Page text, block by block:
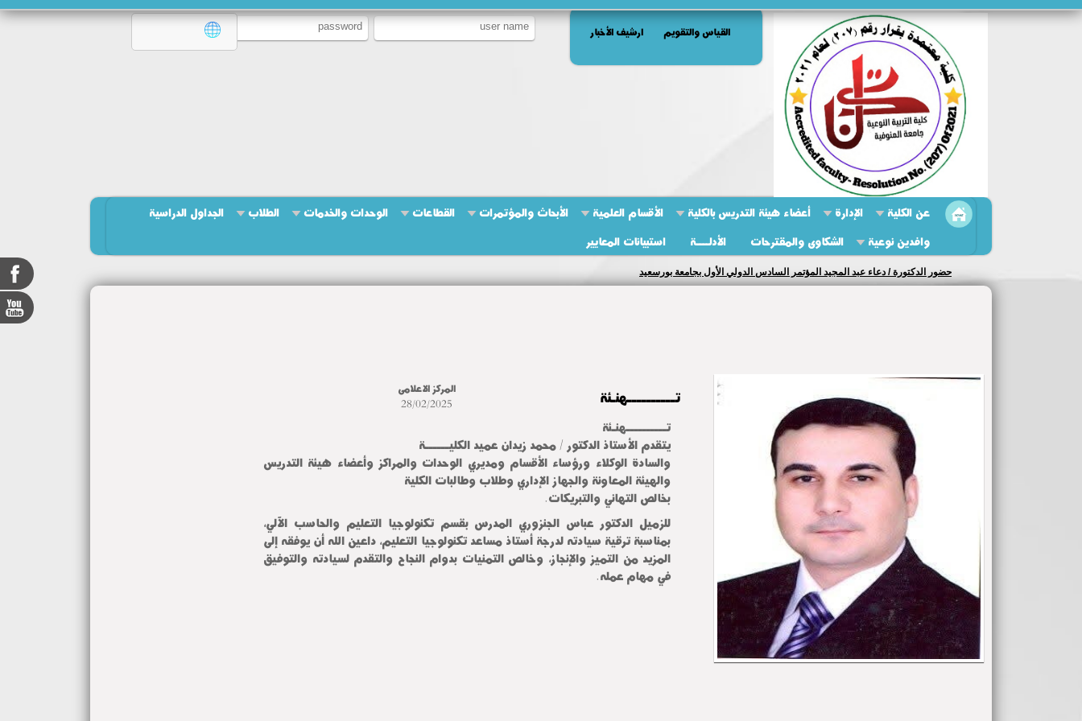
القياس والتقويم ارشيف الأخبار
عن الكلية الإدارة أعضاء هيئة التدريس بالكلية الأقسام العلمية الأبحاث والمؤتمرات القطاعات الوحدات والخدمات الطلاب
الجداول الدراسية
وافدين نوعية
الشكاوى والمقترحات الأدلــــة استبيانات المعايير
حضور الدكتور / محمد زيدان التعليم المؤتمر العلمي الدولي الثالث
تــــــــــهنـئة
المركز الاعلامى
28/02/2025
تــــــــــهنـئة
يتقدم الأستاذ الدكتور / محمد زيدان عميد الكليــــــة
والسادة الوكلاء ورؤساء الأقسام ومديري الوحدات والمراكز وأعضاء هيئة التدريس
والهيئة المعاونة والجهاز الإداري وطلاب وطالبات الكلية
بخالص التهاني والتبريكات.
للزميل الدكتور عباس الجنزوري المدرس بقسم تكنولوجيا التعليم والحاسب الآلي،
بمناسبة ترقية سيادته لدرجة أستاذ مساعد تكنولوجيا التعليم، داعين الله أن يوفقه إلى
المزيد من التميز والإنجاز، وخالص التمنيات بدوام النجاح والتقدم لسيادته والتوفيق
في مهام عمله.